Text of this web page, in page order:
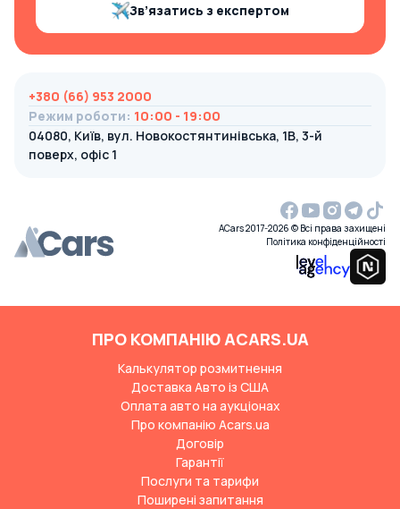
Зв’язатись з експертом
+380 (66) 953 2000
Режим роботи: 10:00 - 19:00
04080, Київ, вул. Новокостянтинівська, 1В, 3-й
поверх, офіс 1
ACars 2017-2026 © Всі права захищені
Політика конфіденційності
ПРО КОМПАНІЮ ACARS.UA
Калькулятор розмитнення
Доставка Авто із США
Оплата авто на аукціонах
Про компанію Acars.ua
Договір
Гарантії
Послуги та тарифи
Поширені запитання